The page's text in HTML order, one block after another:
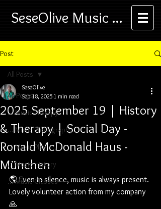
SeseOlive Music ...
Post
All Posts
... Music Therapy
... Music Photography
... Music Play
... Music History
... Music Classes
All Posts
2025 September 19 | History
& Therapy | Social Day -
Ronald McDonald Haus -
München
SeseOlive
Sep 18, 2025 1 min read
🌎 Even in silence, music is always present.
Lovely volunteer action from my company
🙏